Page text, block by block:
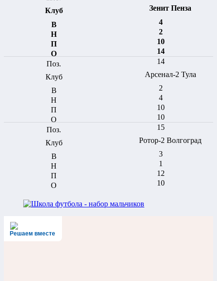
Зенит Пенза
4
2
10
14
14
Арсенал-2 Тула
2
4
10
10
15
Ротор-2 Волгоград
3
1
12
10
Решаем вместе